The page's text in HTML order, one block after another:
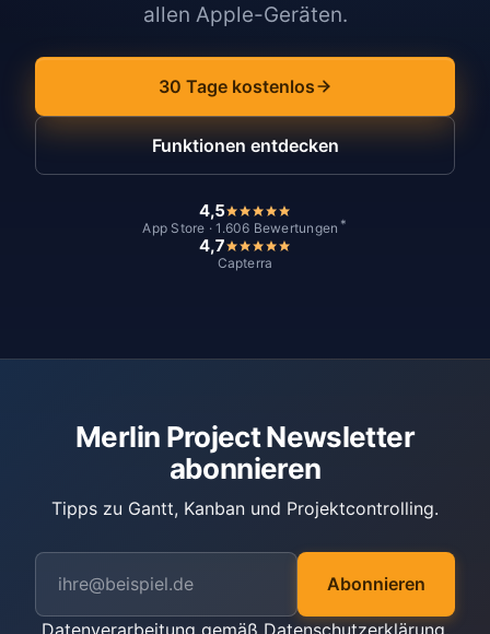
allen Apple-Geräten.
30 Tage kostenlos
Funktionen entdecken
4,5
App Store · 1.606 Bewertungen *
4,7
Capterra
Merlin Project Newsletter
abonnieren
Tipps zu Gantt, Kanban und Projektcontrolling.
Abonnieren
Datenverarbeitung gemäß Datenschutzerklärung.